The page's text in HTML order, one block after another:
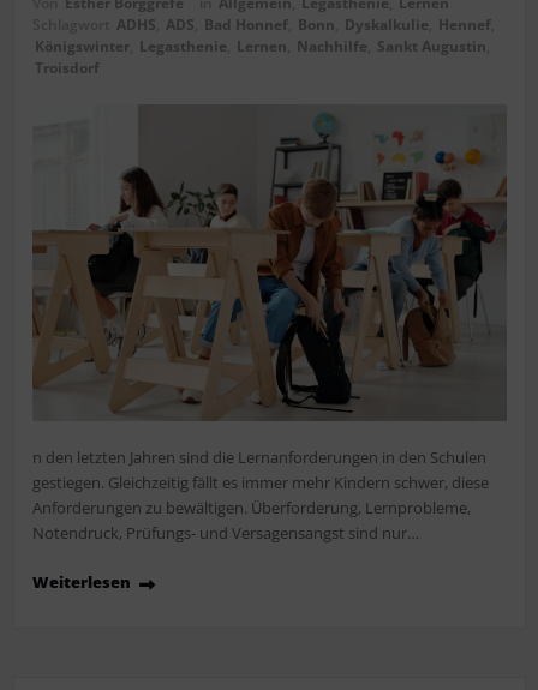
ADHS ADS Bad Honnef, Bonn Dyskalkulie Hennef,
Königswinter, Legasthenie Lernen Nachhilfe Sankt Augustin
Troisdorf
n den letzten Jahren sind die Lernanforderungen in den Schulen
gestiegen. Gleichzeitig fällt es immer mehr Kindern schwer, diese
Anforderungen zu bewältigen. Überforderung, Lernprobleme,
Notendruck, Prüfungs- und Versagensangst sind nur…
Weiterlesen